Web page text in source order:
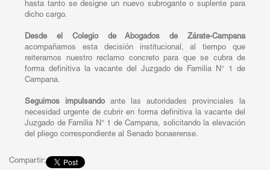
hasta tanto se designe un nuevo subrogante o suplente para
dicho cargo.
Desde el Colegio de Abogados de Zárate-Campana
acompañamos esta decisión institucional, al tiempo que
reiteramos nuestro reclamo concreto para que se cubra de
forma definitiva la vacante del Juzgado de Familia N° 1 de
Campana.
Seguimos impulsandoante las autoridades provinciales la
necesidad urgente de cubrir en forma definitiva la vacante del
Juzgado de Familia N° 1 de Campana, solicitando la elevación
del pliego correspondiente al Senado bonaerense.
Compartir: